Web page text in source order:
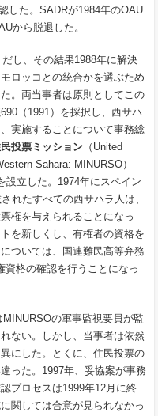
した。SADRが1984年のOAU
から脱退した。
し、その結果1988年に解決
ロッコとの統合かを選ぶため
。両当事者は原則としてこの
（1991）を採択し、西サハ
実施することについて事務総
投票ミッション （United
Sahara: MINURSO）
設立した。1974年にスペイン
れたすべての西サハラ人は、
権を与えられることになっ
を新しくし、有権者の資格を
ついては、国連難民高等弁務
資格の確認を行うことになっ
の軍事監視要員が監
ない。しかし、当事者は依然
にした。とくに、住民投票の
った。1997年、妥協案が事務
プロセスは1999年12月に終
関しては合意が見られなかっ